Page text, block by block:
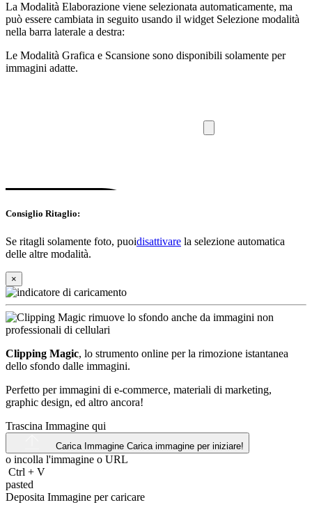
La Modalità Elaborazione viene selezionata automaticamente, ma
può essere cambiata in seguito usando il widget Selezione modalità
nella barra laterale a destra:
Le Modalità Grafica e Scansione sono disponibili solamente per
immagini adatte.
Consiglio Ritaglio:
Se ritagli solamente foto, puoidisattivare la selezione automatica
delle altre modalità.
×
Clipping Magic, lo strumento online per la rimozione istantanea
dello sfondo dalle immagini.
Perfetto per immagini di e-commerce, materiali di marketing,
graphic design, ed altro ancora!
Trascina Immagine qui
Carica Immagine Carica immagine per iniziare!
o incolla l'immagine o URL
Ctrl + V
pasted
Deposita Immagine per caricare